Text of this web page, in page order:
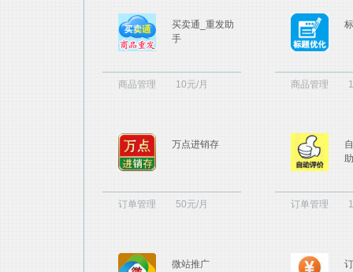
买卖通_重发助
手
商品管理 10元/月 商品管理
万点进销存
订单管理 50元/月 订单管理
微站推广